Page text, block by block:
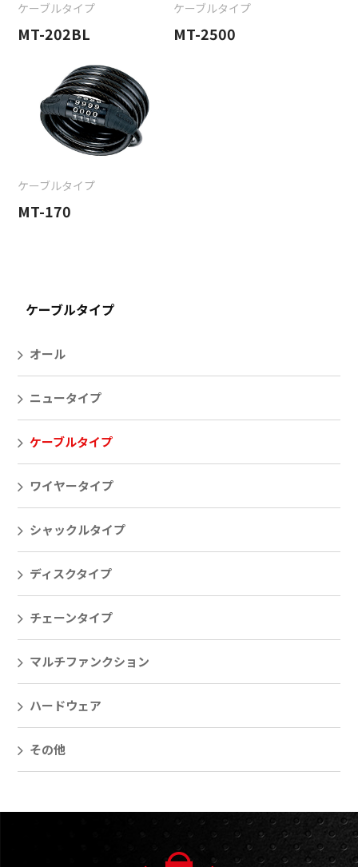
ケーブルタイプ
MT-202BL
ケーブルタイプ
MT-2500
ケーブルタイプ
MT-170
ケーブルタイプ
オール
ニュータイプ
ケーブルタイプ
ワイヤータイプ
シャックルタイプ
ディスクタイプ
チェーンタイプ
マルチファンクション
ハードウェア
その他